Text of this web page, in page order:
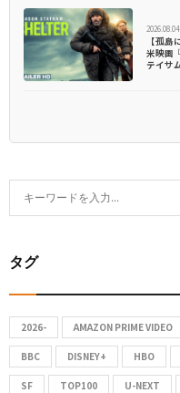
2026.08.04
【孤
米映画
テイサ
e
r
f
r
タグ
2026- AMAZON PRIME VIDEO
BBC DISNEY+ HBO
SF TOP100 U-NEXT